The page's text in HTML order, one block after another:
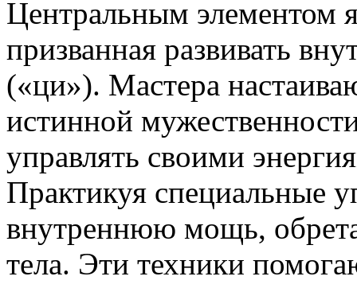
Центральным элементом
призванная развивать
(«ци»). Мастера
истинной
управлять своими
Практикуя специальные
внутреннюю мощь,
тела. Эти техники